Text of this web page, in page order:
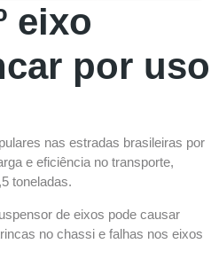
eixo
por uso
nas estradas brasileiras por
e eficiência no transporte,
toneladas.
de eixos pode causar
no chassi e falhas nos eixos